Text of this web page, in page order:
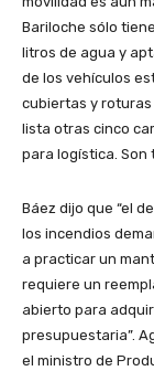
Bariloche sólo
litros de agua y
de los vehículos
cubiertas y
lista otras cinco
para logística. Son
Báez dijo que “el
los incendios
a practicar un
requiere un
abierto para
presupuestaria”.
el ministro de